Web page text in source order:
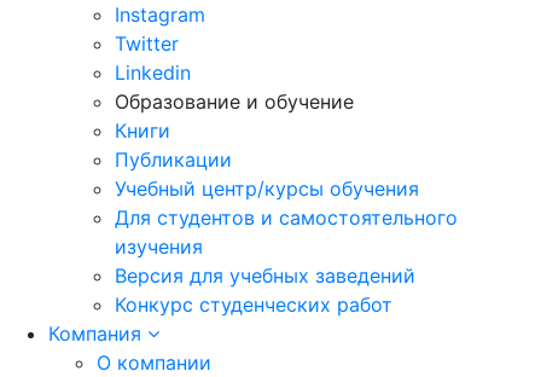
Instagram
Twitter
Linkedin
Образование и обучение
Книги
Публикации
Учебный центр/курсы обучения
Для студентов и самостоятельного
изучения
Версия для учебных заведений
Конкурс студенческих работ
Компания
О компании